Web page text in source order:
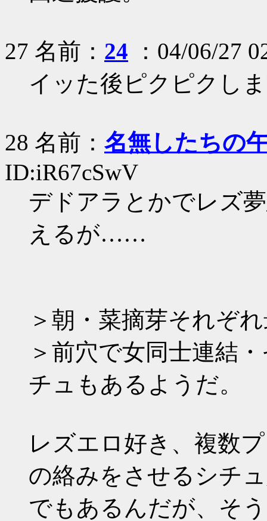
27 名前： 24 ：04/06/27
イッた後ピクピクし
28 名前： 名無したちの
ID:iR67cSwV
デドアラとかでレズ
えるが……
＞朝・菜摘芽それぞ
＞前穴で女同士連結
チュもあるようだ。
レズエロ好き、複数
の絡みをさせるシチ
でもあるんだが、そ